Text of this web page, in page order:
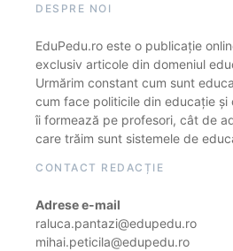
DESPRE NOI
EduPedu.ro este o publicație
exclusiv articole din domeniul
Urmărim constant cum sunt
cum face politicile din educație și
îi formează pe profesori, cât de
care trăim sunt sistemele de
CONTACT REDACȚIE
Adrese e-mail
raluca.pantazi@edupedu.ro
mihai.peticila@edupedu.ro